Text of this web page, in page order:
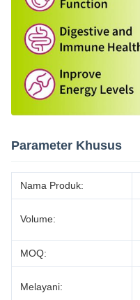
Parameter Khusus
Nama Produk:
Volume:
MOQ:
Melayani: